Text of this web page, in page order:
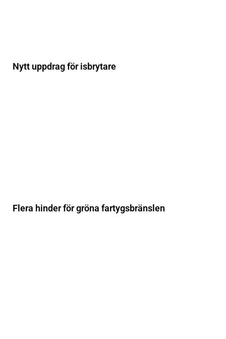
Nytt uppdrag för isbrytare
Flera hinder för gröna fartygsbränslen